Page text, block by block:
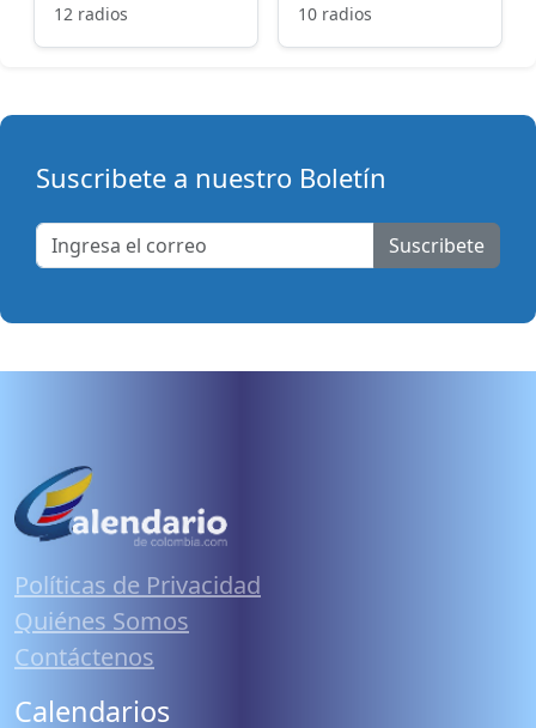
12 radios 10 radios
Suscribete a nuestro Boletín
Suscribete
Políticas de Privacidad
Quiénes Somos
Contáctenos
Calendarios